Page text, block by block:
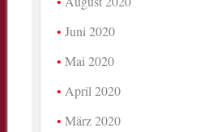
Juni 2020
Mai 2020
April 2020
März 2020